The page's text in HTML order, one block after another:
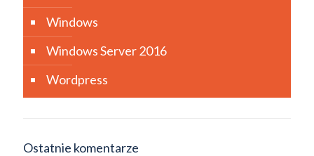
Windows
Windows Server 2016
Wordpress
Ostatnie komentarze